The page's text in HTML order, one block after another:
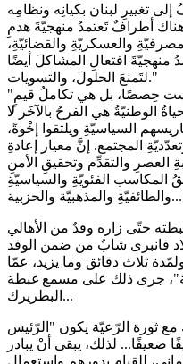
تغييرِ لبنان بكيانِه ونظامِه
هناك أطرافٌ تَعتمدُ منهجيّةَ هدمِ
والعسكريّةِ والقضائيّةِ،
منهجيّةَ افتعالِ المشاكلَ أيضًا
لتَمنعَ الحلولَ، والتسويات."
"فليدرك الجميع أنّ الحياة الوطنيّة ليست حِصصًا، بل هي تكاملُ قيمٍ
الوطنيّةُ هي الفرحُ بالآخَر لا
السياسيّةِ ويلتقوا إخْوةً،
المجتمع. إنَّ معيار إعادةِ
العصرِ والتقدِّم وتحقيقِ الأمنِ
المكاسب الفئويّةِ والسياسيّةِ
والحزبية..."
حتّى زاره وفدٌ من الأهالي
فانبرى شابٌ من ضمن الوفد
ثلاث دقائق وما يزيد، عمّا
جرى ذلك على مسمع غبطة
البطريرك...
مع ثورة الرّعيّة يكون "الرّئيس
ضعيفًا... لذلك، يبقى أنْ يبادر
للقيام بدورهم واستعمال